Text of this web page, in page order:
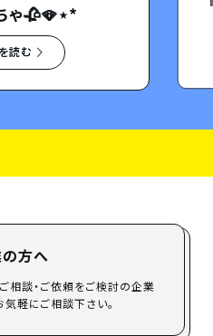
ゃ🥀🪭⋆*
読む
方へ
相談・ご依頼をご検討の企業
軽にご相談下さい。